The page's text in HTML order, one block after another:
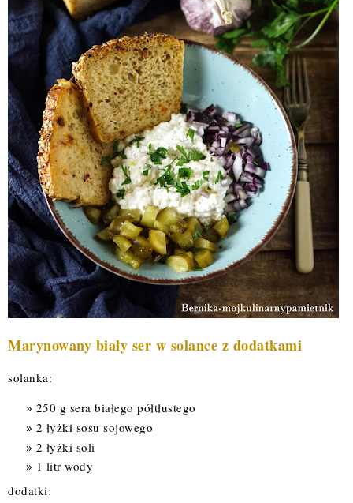
Marynowany biały ser w solance z dodatkami
solanka:
250 g sera białego półtłustego
2 łyżki sosu sojowego
2 łyżki soli
1 litr wody
dodatki: